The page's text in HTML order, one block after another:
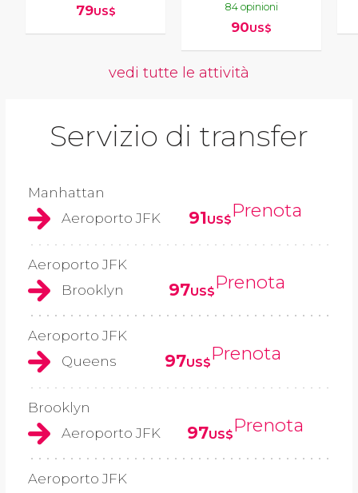
79US$ 84 opinioni
90US$
vedi tutte le attività
Servizio di transfer
Manhattan
Aeroporto JFK
91US$Prenota
Aeroporto JFK
Brooklyn
97US$Prenota
Aeroporto JFK
Queens
97US$Prenota
Brooklyn
Aeroporto JFK
97US$Prenota
Aeroporto JFK